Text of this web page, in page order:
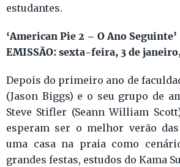
estudantes.
‘American Pie 2 – O Ano Seguinte’
EMISSÃO: sexta-feira, 3 de
Depois do primeiro ano de
(Jason Biggs) e o seu grupo de
Steve Stifler (Seann William
esperam ser o melhor verão
uma casa na praia como
grandes festas, estudos do Kama